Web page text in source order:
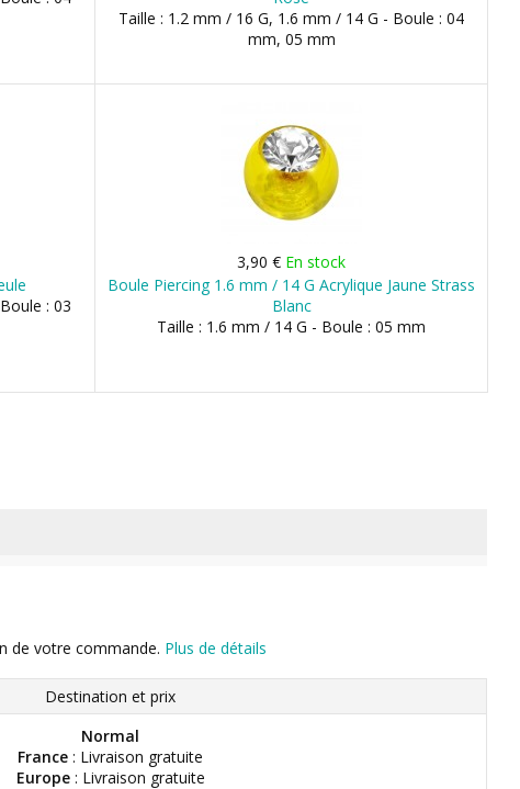
Taille : 1.2 mm / 16 G, 1.6 mm / 14 G - Boule : 04
mm, 05 mm
: 03
3,90 € En stock
Boule Piercing 1.6 mm / 14 G Acrylique Jaune Strass
Blanc
Taille : 1.6 mm / 14 G - Boule : 05 mm
de votre commande. Plus de détails
Destination et prix
Normal
France : Livraison gratuite
Europe: Livraison gratuite